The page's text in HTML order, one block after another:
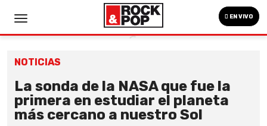
EN VIVO
NOTICIAS
La sonda de la NASA que fue la
primera en estudiar el planeta
más cercano a nuestro Sol